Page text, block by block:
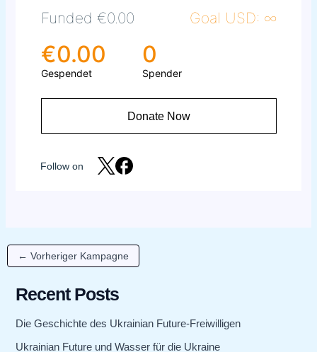
Funded €0.00 Goal USD: ∞
€0.00
Gespendet
0
Spender
Donate Now
Follow on
← Vorheriger Kampagne
Recent Posts
Die Geschichte des Ukrainian Future-Freiwilligen
Ukrainian Future und Wasser für die Ukraine